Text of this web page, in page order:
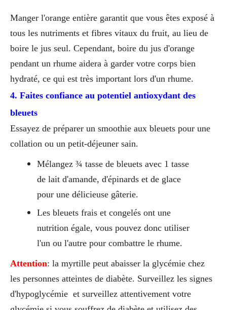
Manger l'orange entière garantit que vous êtes exposé à
tous les nutriments et fibres vitaux du fruit, au lieu de
boire le jus seul. Cependant, boire du jus d'orange
pendant un rhume aidera à garder votre corps bien
hydraté, ce qui est très important lors d'un rhume.
4. Faites confiance au potentiel antioxydant des
bleuets
Essayez de préparer un smoothie aux bleuets pour une
collation ou un petit-déjeuner sain.
Mélangez ¾ tasse de bleuets avec 1 tasse
de lait d'amande, d'épinards et de glace
pour une délicieuse gâterie.
Les bleuets frais et congelés ont une
nutrition égale, vous pouvez donc utiliser
l'un ou l'autre pour combattre le rhume.
Attention: la myrtille peut abaisser la glycémie chez
les personnes atteintes de diabète. Surveillez les signes
d'hypoglycémie et surveillez attentivement votre